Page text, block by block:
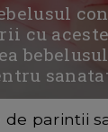
cu
parintii